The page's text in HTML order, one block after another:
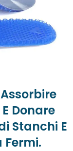
Donare
Stanchi E
Fermi.